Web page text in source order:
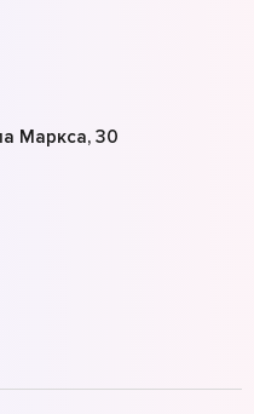
Маркса, 30